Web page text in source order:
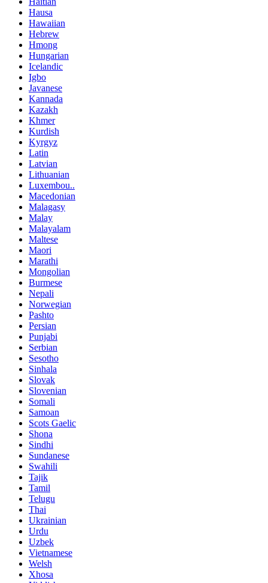
Hausa
Hawaiian
Hebrew
Hmong
Hungarian
Icelandic
Igbo
Javanese
Kannada
Kazakh
Khmer
Kurdish
Kyrgyz
Latin
Latvian
Lithuanian
Luxembou..
Macedonian
Malagasy
Malay
Malayalam
Maltese
Maori
Marathi
Mongolian
Burmese
Nepali
Norwegian
Pashto
Persian
Punjabi
Serbian
Sesotho
Sinhala
Slovak
Slovenian
Somali
Samoan
Scots Gaelic
Shona
Sindhi
Sundanese
Swahili
Tajik
Tamil
Telugu
Thai
Ukrainian
Urdu
Uzbek
Vietnamese
Welsh
Xhosa